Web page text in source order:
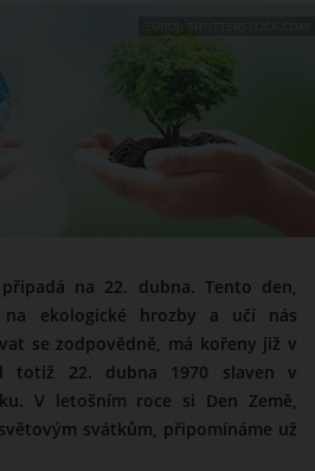
na 22. dubna. Tento den,
ekologické hrozby a učí nás
se zodpovědně, má kořeny již v
totiž 22. dubna 1970 slaven v
V letošním roce si Den Země,
svátkům, připomínáme už